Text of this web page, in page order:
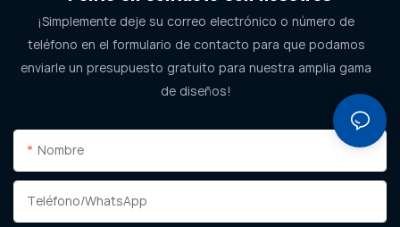
¡Simplemente deje su correo electrónico o número de
teléfono en el formulario de contacto para que podamos
enviarle un presupuesto gratuito para nuestra amplia gama
de diseños!
Nombre
Teléfono/WhatsApp